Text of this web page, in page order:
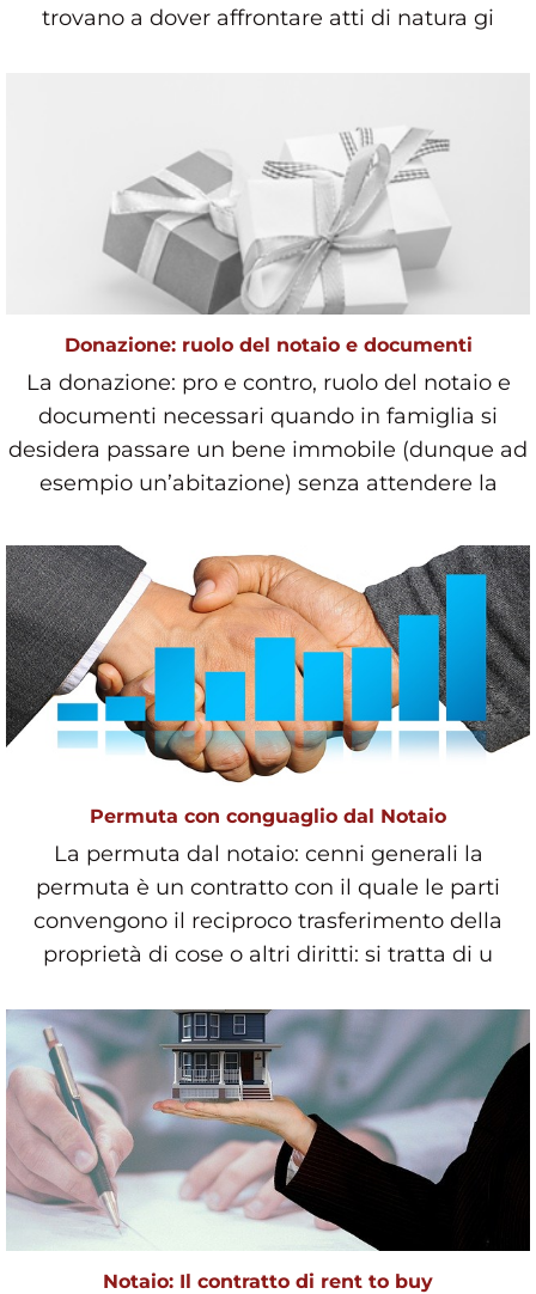
trovano a dover affrontare atti di natura gi
Donazione: ruolo del notaio e documenti
La donazione: pro e contro, ruolo del notaio e
documenti necessari quando in famiglia si
desidera passare un bene immobile (dunque ad
esempio un’abitazione) senza attendere la
Permuta con conguaglio dal Notaio
La permuta dal notaio: cenni generali la
permuta è un contratto con il quale le parti
convengono il reciproco trasferimento della
proprietà di cose o altri diritti: si tratta di u
Notaio: Il contratto di rent to buy